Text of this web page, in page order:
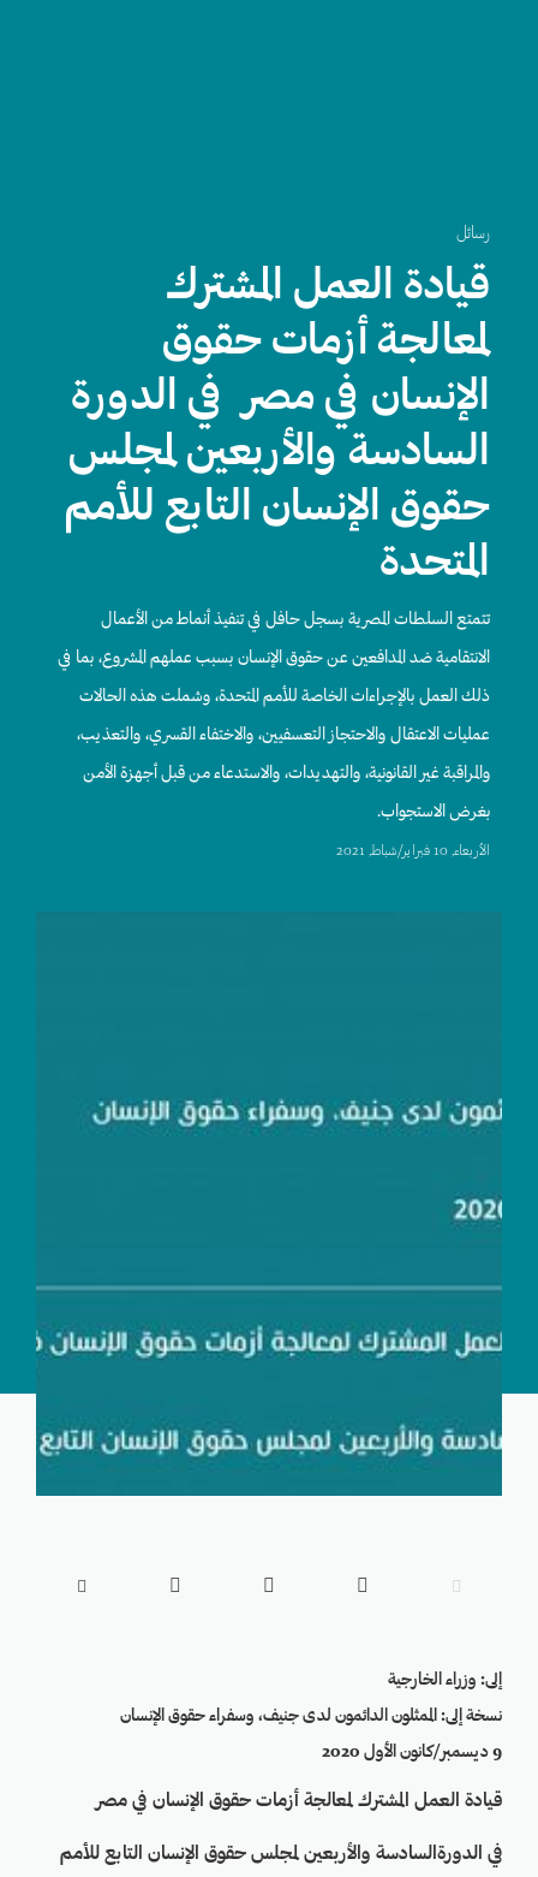
رسائل
قيادة العمل المشترك
لمعالجة أزمات حقوق
الإنسان في مصر في الدورة
السادسة والأربعين لمجلس
حقوق الإنسان التابع للأمم
المتحدة
تتمتع السلطات المصرية بسجل حافل في تنفيذ أنماط من الأعمال
الانتقامية ضد المدافعين عن حقوق الإنسان بسبب عملهم المشروع، بما في
ذلك العمل بالإجراءات الخاصة للأمم المتحدة، وشملت هذه الحالات
عمليات الاعتقال والاحتجاز التعسفيين، والاختفاء القسري، والتعذيب،
والمراقبة غير القانونية، والتهديدات، والاستدعاء من قبل أجهزة الأمن
بغرض الاستجواب.
اﻷربعاء, 10 فبراير/شباط, 2021





إلى: وزراء الخارجية
نسخة إلى: الممثلون الدائمون لدى جنيف، وسفراء حقوق الإنسان
9 ديسمبر/كانون الأول 2020
قيادة العمل المشترك لمعالجة أزمات حقوق الإنسان في مصر
في الدورةالسادسة والأربعين لمجلس حقوق الإنسان التابع للأمم